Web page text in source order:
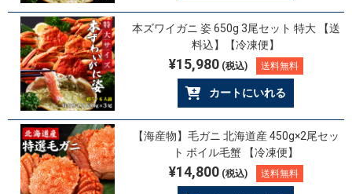
本ズワイガニ 姿 650g 3尾セット 特大 【送
料込】【冷凍便】
¥15,980(税込) 送料無料
カートにいれる
【海産物】毛ガニ 北海道産 450g×2尾セッ
ト ボイル毛蟹 【冷凍便】
¥14,800(税込) 送料無料